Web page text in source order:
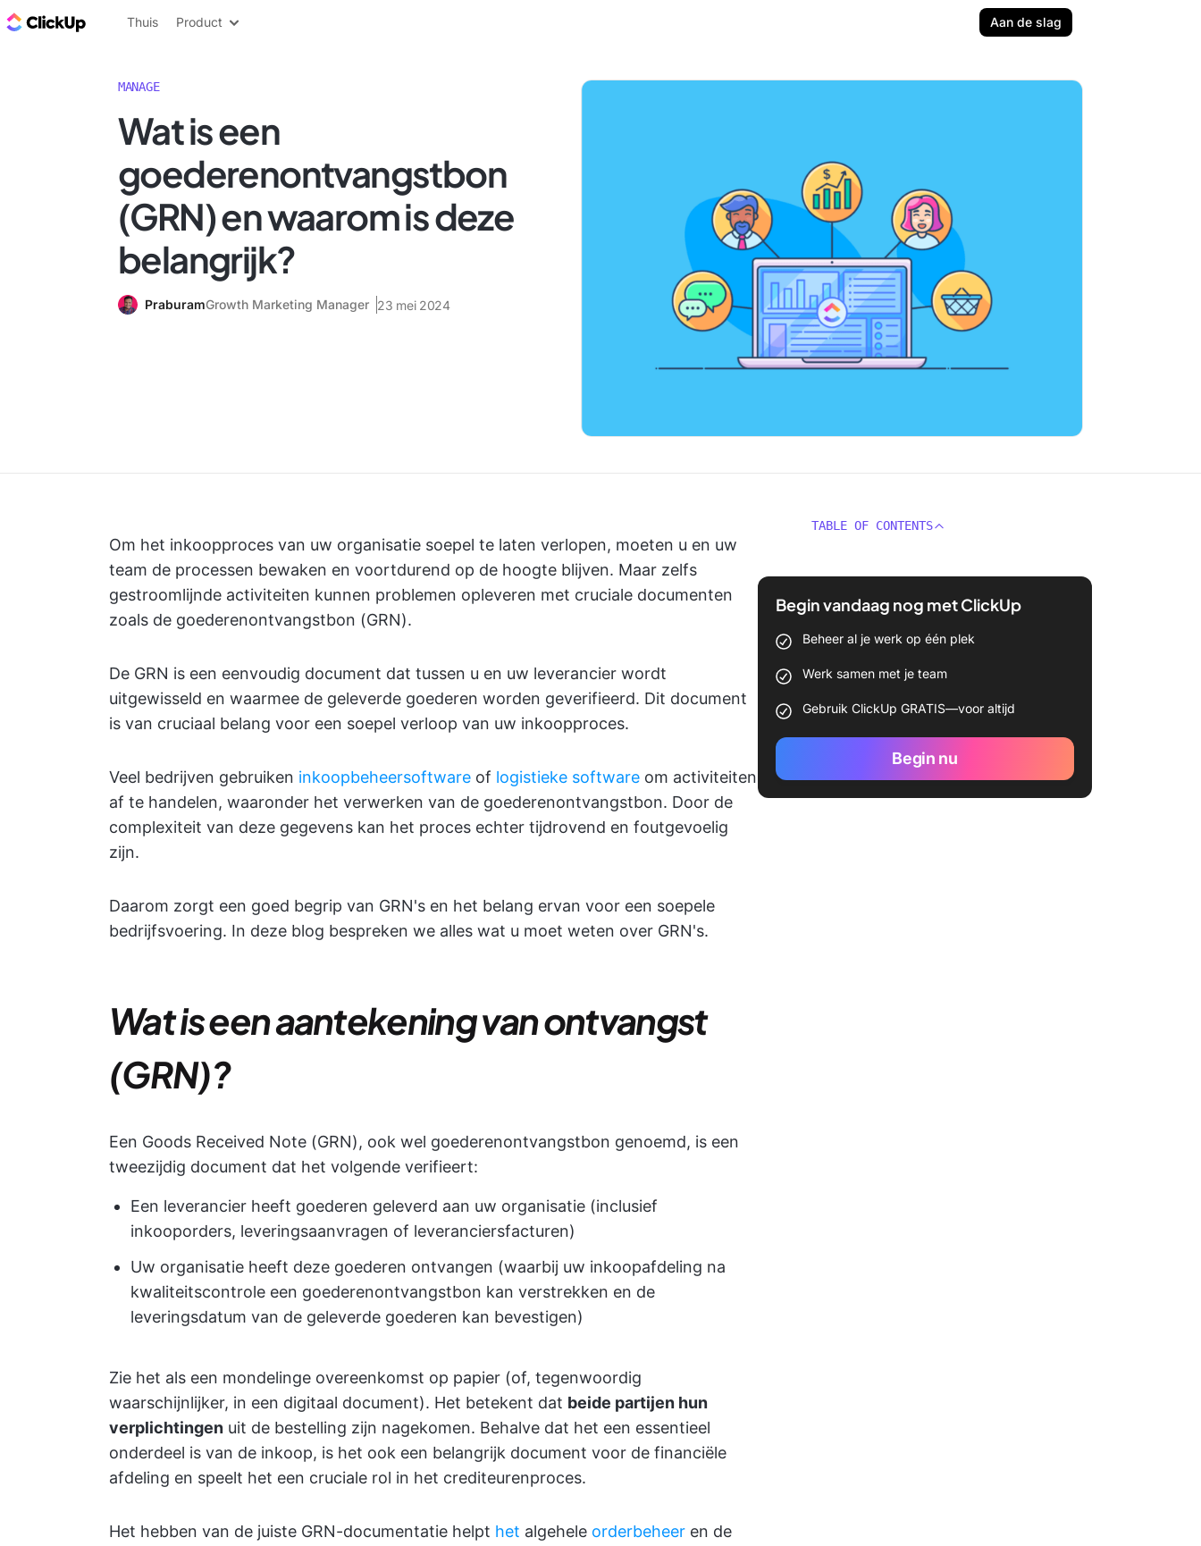
ClickUp Blog
Thuis Product Aan de slag
MANAGE
Wat is een
goederenontvangstbon
(GRN) en waarom is deze
belangrijk?
PraburamGrowth Marketing Manager 23 mei 2024
Om het inkoopproces van uw organisatie soepel te laten verlopen, moeten u en uw
team de processen bewaken en voortdurend op de hoogte blijven. Maar zelfs
gestroomlijnde activiteiten kunnen problemen opleveren met cruciale documenten
zoals de goederenontvangstbon (GRN).
De GRN is een eenvoudig document dat tussen u en uw leverancier wordt
uitgewisseld en waarmee de geleverde goederen worden geverifieerd. Dit document
is van cruciaal belang voor een soepel verloop van uw inkoopproces.
Veel bedrijven gebruiken inkoopbeheersoftware of logistieke software om activiteiten
af te handelen, waaronder het verwerken van de goederenontvangstbon. Door de
complexiteit van deze gegevens kan het proces echter tijdrovend en foutgevoelig
zijn.
Daarom zorgt een goed begrip van GRN's en het belang ervan voor een soepele
bedrijfsvoering. In deze blog bespreken we alles wat u moet weten over GRN's.
Wat is een aantekening van ontvangst
(GRN)?
Een Goods Received Note (GRN), ook wel goederenontvangstbon genoemd, is een
tweezijdig document dat het volgende verifieert:
Een leverancier heeft goederen geleverd aan uw organisatie (inclusief
inkooporders, leveringsaanvragen of leveranciersfacturen)
Uw organisatie heeft deze goederen ontvangen (waarbij uw inkoopafdeling na
kwaliteitscontrole een goederenontvangstbon kan verstrekken en de
leveringsdatum van de geleverde goederen kan bevestigen)
Zie het als een mondelinge overeenkomst op papier (of, tegenwoordig
waarschijnlijker, in een digitaal document). Het betekent dat beide partijen hun
verplichtingen uit de bestelling zijn nagekomen. Behalve dat het een essentieel
onderdeel is van de inkoop, is het ook een belangrijk document voor de financiële
afdeling en speelt het een cruciale rol in het crediteurenproces.
Het hebben van de juiste GRN-documentatie helpt het algehele orderbeheer en de
TABLE OF CONTENTS
Begin vandaag nog met ClickUp
Beheer al je werk op één plek
Werk samen met je team
Gebruik ClickUp GRATIS—voor altijd
Begin nu